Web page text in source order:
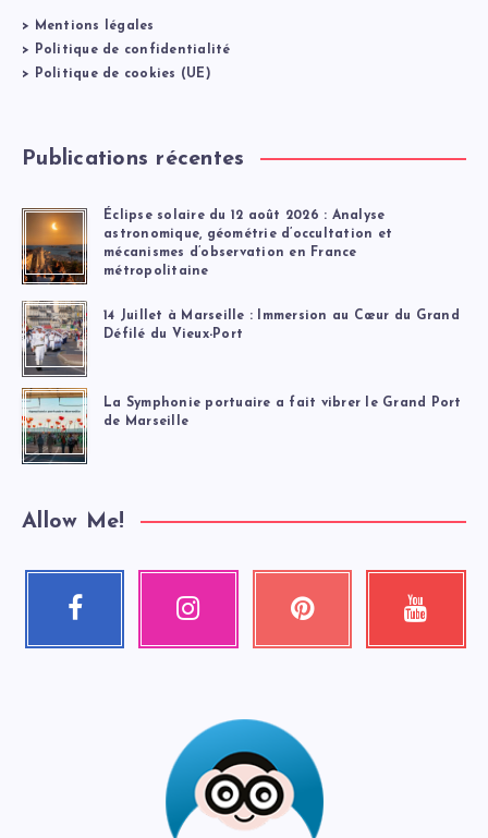
>
Mentions légales
>
Politique de confidentialité
>
Politique de cookies (UE)
Publications récentes
Éclipse solaire du 12 août 2026 : Analyse
astronomique, géométrie d’occultation et
mécanismes d’observation en France
métropolitaine
14 Juillet à Marseille : Immersion au Cœur du Grand
Défilé du Vieux-Port
La Symphonie portuaire a fait vibrer le Grand Port
de Marseille
Allow Me!
Facebook Instagram Pinterest
Épinglez
Youtube
Regardez